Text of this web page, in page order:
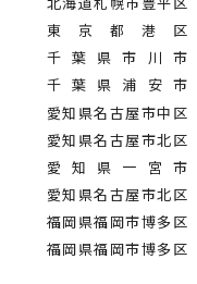
東京都港区
千葉県市川市
千葉県浦安市
愛知県名古屋市中区
愛知県名古屋市北区
愛知県一宮市
愛知県名古屋市北区
福岡県福岡市博多区
福岡県福岡市博多区